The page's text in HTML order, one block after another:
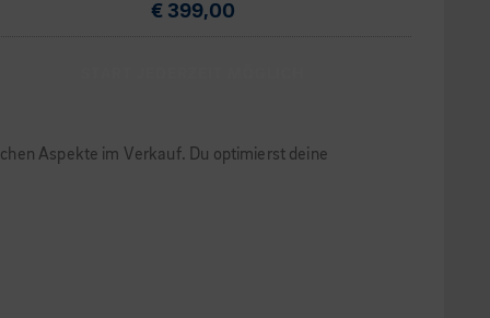
€ 399,00
Aspekte im Verkauf. Du optimierst deine